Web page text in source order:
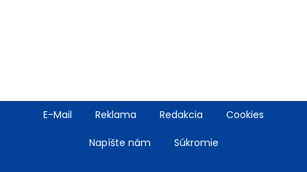
FooterE-Mail Reklama Redakcia Cookies
Napíšte nám Súkromie